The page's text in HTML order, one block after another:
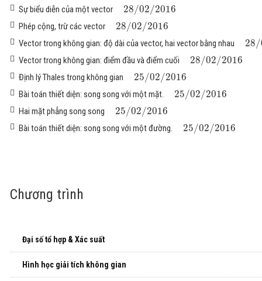
Sự biểu diễn của một vector 28/02/2016
Phép cộng, trừ các vector 28/02/2016
Vector trong không gian: độ dài của vector, hai vector bằng nhau 28/
Vector trong không gian: điểm đầu và điểm cuối 28/02/2016
Định lý Thales trong không gian 25/02/2016
Bài toán thiết diện: song song với một mặt. 25/02/2016
Hai mặt phẳng song song 25/02/2016
Bài toán thiết diện: song song với một đường. 25/02/2016
Chương trình
Đại số tổ hợp & Xác suất
Hình học giải tích không gian